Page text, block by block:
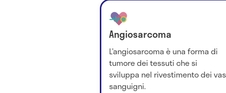
Angiosarcoma
L’angiosarcoma è una forma di
tumore dei tessuti che si
sviluppa nel rivestimento dei
sanguigni.